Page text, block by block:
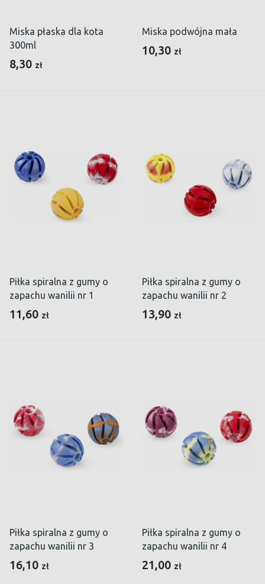
Miska płaska dla kota
300ml
8,30 zł
Miska podwójna mała
10,30 zł
Piłka spiralna z gumy o
zapachu wanilii nr 1
11,60 zł
Piłka spiralna z gumy o
zapachu wanilii nr 2
13,90 zł
Piłka spiralna z gumy o
zapachu wanilii nr 3
16,10 zł
Piłka spiralna z gumy o
zapachu wanilii nr 4
21,00 zł